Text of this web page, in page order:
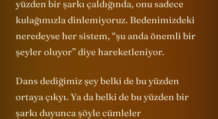
yüzden bir şarkı çaldığında, onu sadece
kulağımızla dinlemiyoruz. Bedenimizdeki
neredeyse her sistem, “şu anda önemli bir
şeyler oluyor” diye hareketleniyor.
Dans dediğimiz şey belki de bu yüzden
ortaya çıkyı. Ya da belki de bu yüzden bir
şarkı duyunca şöyle cümleler